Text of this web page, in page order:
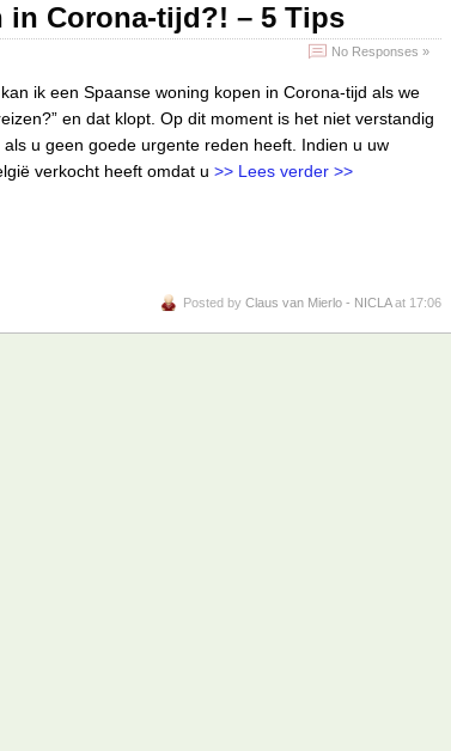
in Corona-tijd?! – 5 Tips
No Responses »
ik een Spaanse woning kopen in Corona-tijd als we
en dat klopt. Op dit moment is het niet verstandig
u geen goede urgente reden heeft. Indien u uw
verkocht heeft omdat u >> Lees verder >>
Posted by Claus van Mierlo - NICLAat 17:06